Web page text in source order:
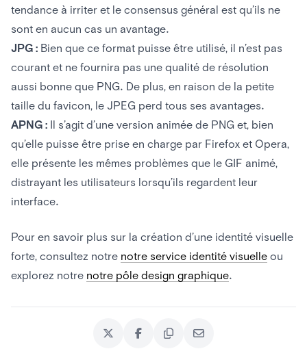
tendance à irriter et le consensus général est qu’ils ne
sont en aucun cas un avantage.
JPG : Bien que ce format puisse être utilisé, il n’est pas
courant et ne fournira pas une qualité de résolution
aussi bonne que PNG. De plus, en raison de la petite
taille du favicon, le JPEG perd tous ses avantages.
APNG : Il s’agit d’une version animée de PNG et, bien
qu’elle puisse être prise en charge par Firefox et Opera,
elle présente les mêmes problèmes que le GIF animé,
distrayant les utilisateurs lorsqu’ils regardent leur
interface.
Pour en savoir plus sur la création d’une identité visuelle
forte, consultez notre notre service identité visuelle ou
explorez notre notre pôle design graphique.